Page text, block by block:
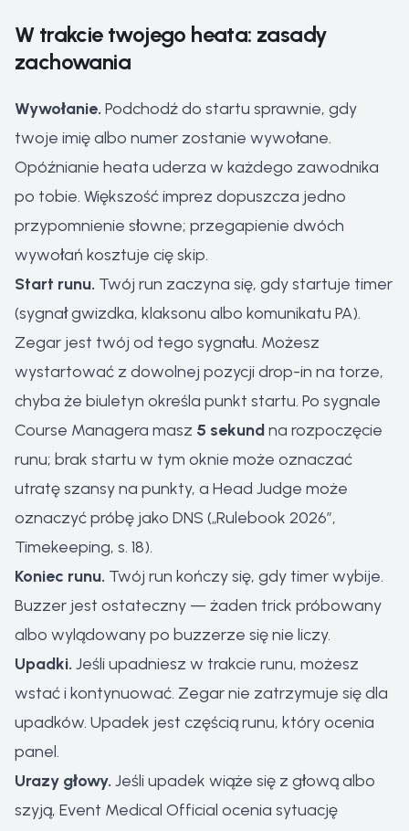
W trakcie twojego heata: zasady
zachowania
Wywołanie. Podchodź do startu sprawnie, gdy
twoje imię albo numer zostanie wywołane.
Opóźnianie heata uderza w każdego zawodnika
po tobie. Większość imprez dopuszcza jedno
przypomnienie słowne; przegapienie dwóch
wywołań kosztuje cię skip.
Start runu. Twój run zaczyna się, gdy startuje timer
(sygnał gwizdka, klaksonu albo komunikatu PA).
Zegar jest twój od tego sygnału. Możesz
wystartować z dowolnej pozycji drop-in na torze,
chyba że biuletyn określa punkt startu. Po sygnale
Course Managera masz 5 sekundna rozpoczęcie
runu; brak startu w tym oknie może oznaczać
utratę szansy na punkty, a Head Judge może
oznaczyć próbę jako DNS („Rulebook 2026”,
Timekeeping, s. 18).
Koniec runu. Twój run kończy się, gdy timer wybije.
Buzzer jest ostateczny — żaden trick próbowany
albo wylądowany po buzzerze się nie liczy.
Upadki. Jeśli upadniesz w trakcie runu, możesz
wstać i kontynuować. Zegar nie zatrzymuje się dla
upadków. Upadek jest częścią runu, który ocenia
panel.
Urazy głowy. Jeśli upadek wiąże się z głową albo
szyją, Event Medical Official ocenia sytuację